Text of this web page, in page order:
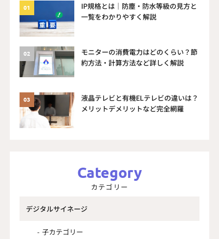
IP規格とは｜防塵・防水等級の見方と
一覧をわかりやすく解説
モニターの消費電力はどのくらい？節
約方法・計算方法など詳しく解説
液晶テレビと有機ELテレビの違いは？
メリットデメリットなど完全網羅
Category
カテゴリー
デジタルサイネージ
子カテゴリー